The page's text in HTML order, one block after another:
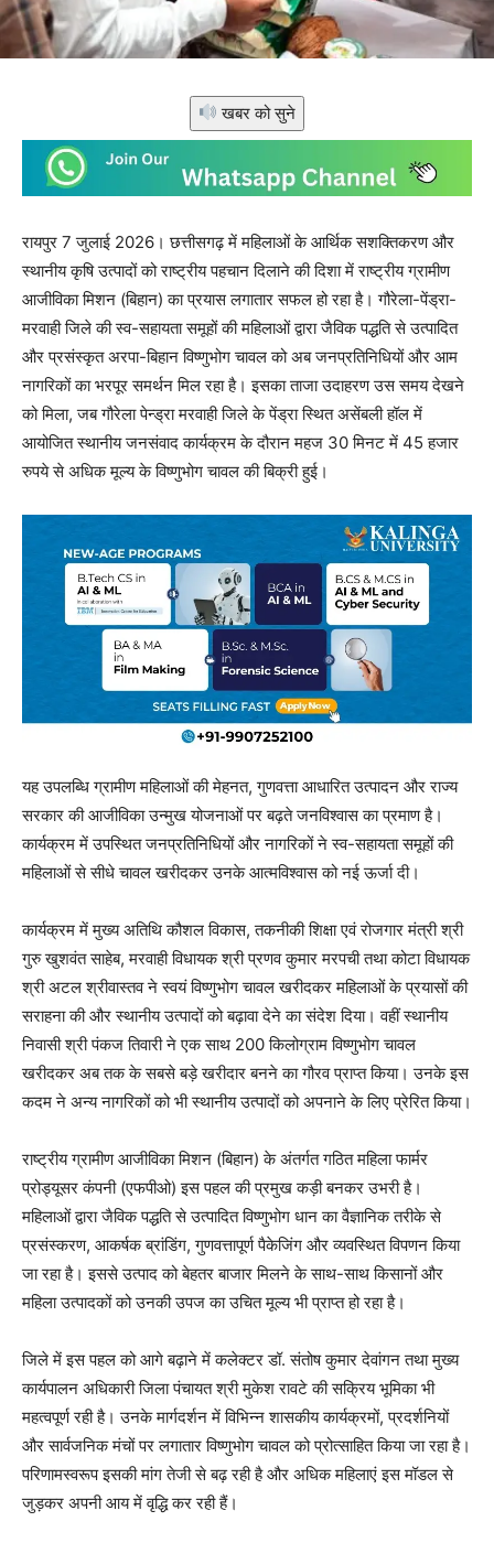
खबर को सुने
रायपुर 7 जुलाई 2026। छत्तीसगढ़ में महिलाओं के आर्थिक सशक्तिकरण और
स्थानीय कृषि उत्पादों को राष्ट्रीय पहचान दिलाने की दिशा में राष्ट्रीय ग्रामीण
आजीविका मिशन (बिहान) का प्रयास लगातार सफल हो रहा है। गौरेला-पेंड्रा-
मरवाही जिले की स्व-सहायता समूहों की महिलाओं द्वारा जैविक पद्धति से उत्पादित
और प्रसंस्कृत अरपा-बिहान विष्णुभोग चावल को अब जनप्रतिनिधियों और आम
नागरिकों का भरपूर समर्थन मिल रहा है। इसका ताजा उदाहरण उस समय देखने
को मिला, जब गौरेला पेन्ड्रा मरवाही जिले के पेंड्रा स्थित असेंबली हॉल में
आयोजित स्थानीय जनसंवाद कार्यक्रम के दौरान महज 30 मिनट में 45 हजार
रुपये से अधिक मूल्य के विष्णुभोग चावल की बिक्री हुई।
यह उपलब्धि ग्रामीण महिलाओं की मेहनत, गुणवत्ता आधारित उत्पादन और राज्य
सरकार की आजीविका उन्मुख योजनाओं पर बढ़ते जनविश्वास का प्रमाण है।
कार्यक्रम में उपस्थित जनप्रतिनिधियों और नागरिकों ने स्व-सहायता समूहों की
महिलाओं से सीधे चावल खरीदकर उनके आत्मविश्वास को नई ऊर्जा दी।
कार्यक्रम में मुख्य अतिथि कौशल विकास, तकनीकी शिक्षा एवं रोजगार मंत्री श्री
गुरु खुशवंत साहेब, मरवाही विधायक श्री प्रणव कुमार मरपची तथा कोटा विधायक
श्री अटल श्रीवास्तव ने स्वयं विष्णुभोग चावल खरीदकर महिलाओं के प्रयासों की
सराहना की और स्थानीय उत्पादों को बढ़ावा देने का संदेश दिया। वहीं स्थानीय
निवासी श्री पंकज तिवारी ने एक साथ 200 किलोग्राम विष्णुभोग चावल
खरीदकर अब तक के सबसे बड़े खरीदार बनने का गौरव प्राप्त किया। उनके इस
कदम ने अन्य नागरिकों को भी स्थानीय उत्पादों को अपनाने के लिए प्रेरित किया।
राष्ट्रीय ग्रामीण आजीविका मिशन (बिहान) के अंतर्गत गठित महिला फार्मर
प्रोड्यूसर कंपनी (एफपीओ) इस पहल की प्रमुख कड़ी बनकर उभरी है।
महिलाओं द्वारा जैविक पद्धति से उत्पादित विष्णुभोग धान का वैज्ञानिक तरीके से
प्रसंस्करण, आकर्षक ब्रांडिंग, गुणवत्तापूर्ण पैकेजिंग और व्यवस्थित विपणन किया
जा रहा है। इससे उत्पाद को बेहतर बाजार मिलने के साथ-साथ किसानों और
महिला उत्पादकों को उनकी उपज का उचित मूल्य भी प्राप्त हो रहा है।
जिले में इस पहल को आगे बढ़ाने में कलेक्टर डॉ. संतोष कुमार देवांगन तथा मुख्य
कार्यपालन अधिकारी जिला पंचायत श्री मुकेश रावटे की सक्रिय भूमिका भी
महत्वपूर्ण रही है। उनके मार्गदर्शन में विभिन्न शासकीय कार्यक्रमों, प्रदर्शनियों
और सार्वजनिक मंचों पर लगातार विष्णुभोग चावल को प्रोत्साहित किया जा रहा है।
परिणामस्वरूप इसकी मांग तेजी से बढ़ रही है और अधिक महिलाएं इस मॉडल से
जुड़कर अपनी आय में वृद्धि कर रही हैं।